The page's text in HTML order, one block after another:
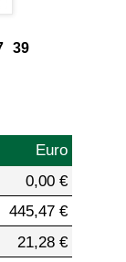
39
Euro
0,00 €
445,47 €
21,28 €